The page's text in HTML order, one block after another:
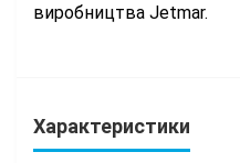
виробництва Jetmar.
Характеристики